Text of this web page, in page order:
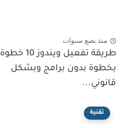
منذ بضع سنوات
طريقة تفعيل ويندوز 10 خطوة
بخطوة بدون برامج وبشكل
قانوني...
تقنية